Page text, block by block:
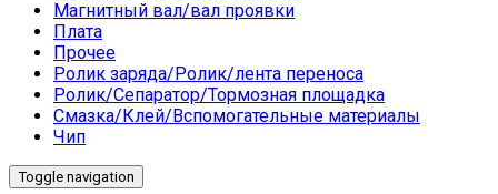
Магнитный вал/вал проявки
Плата
Прочее
Ролик заряда/Ролик/лента переноса
Ролик/Сепаратор/Тормозная площадка
Смазка/Клей/Вспомогательные материалы
Чип
Toggle navigation